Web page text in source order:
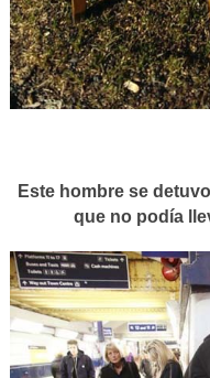
Este hombre se
que no podía